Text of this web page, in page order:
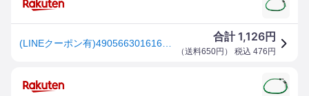
合計1,126円
（送料650円 ） 税込 476 円